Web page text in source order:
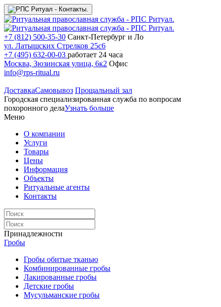
+7 (812) 500-35-30 Санкт-Петербург и Ло
ул. Латышских Стрелков 25с6
+7 (495) 632-00-03 работает 24 часа
Москва, Зюзинская улица, 6к2 Офис
info@rps-ritual.ru
ДоставкаСамовывоз Прощальный зал
Городская специализированная служба по вопросам
похоронного делаУзнать больше
Меню
О компании
Услуги
Товары
Цены
Информация
Объекты
Ритуальные агенты
Контакты
Принадлежности
Гробы
Гробы обитые тканью
Комбинированные гробы
Лакированные гробы
Детские гробы
Мусульманские гробы